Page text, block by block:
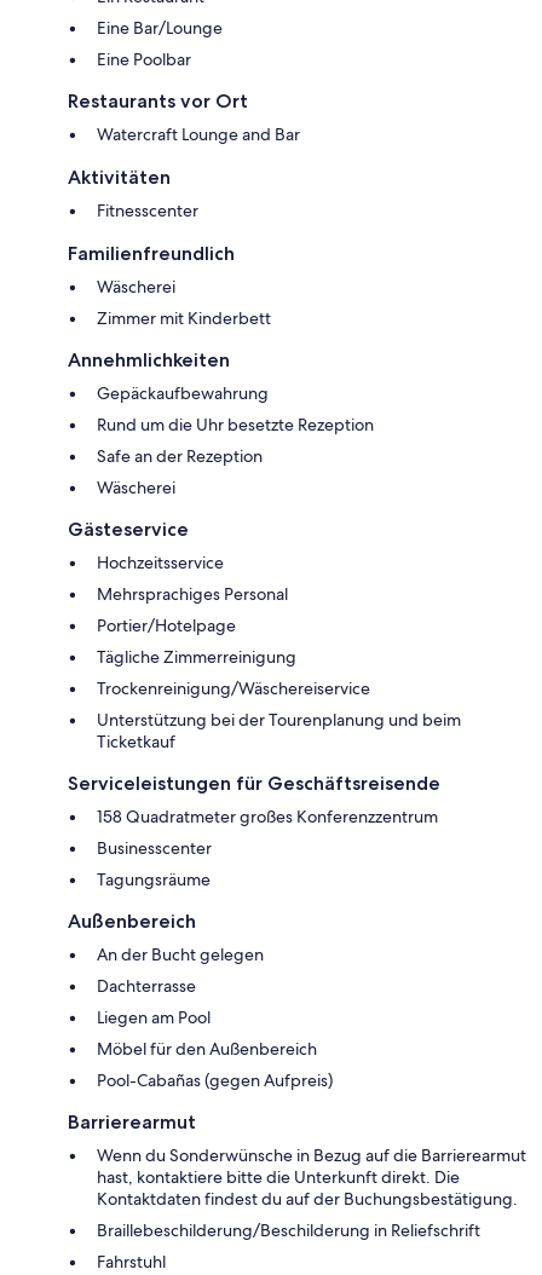
Eine Bar/Lounge
Eine Poolbar
Restaurants vor Ort
Watercraft Lounge and Bar
Aktivitäten
Fitnesscenter
Familienfreundlich
Wäscherei
Zimmer mit Kinderbett
Annehmlichkeiten
Gepäckaufbewahrung
Rund um die Uhr besetzte Rezeption
Safe an der Rezeption
Wäscherei
Gästeservice
Hochzeitsservice
Mehrsprachiges Personal
Portier/Hotelpage
Tägliche Zimmerreinigung
Trockenreinigung/Wäschereiservice
Unterstützung bei der Tourenplanung und beim
Ticketkauf
Serviceleistungen für Geschäftsreisende
158 Quadratmeter großes Konferenzzentrum
Businesscenter
Tagungsräume
Außenbereich
An der Bucht gelegen
Dachterrasse
Liegen am Pool
Möbel für den Außenbereich
Pool-Cabañas (gegen Aufpreis)
Barrierearmut
Wenn du Sonderwünsche in Bezug auf die Barrierearmut
hast, kontaktiere bitte die Unterkunft direkt. Die
Kontaktdaten findest du auf der Buchungsbestätigung.
Braillebeschilderung/Beschilderung in Reliefschrift
Fahrstuhl